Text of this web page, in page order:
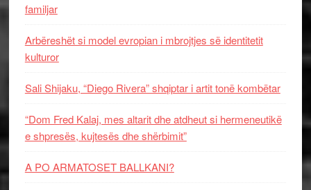
familjar
Arbëreshët si model evropian i mbrojtjes së identitetit
kulturor
Sali Shijaku, “Diego Rivera” shqiptar i artit tonë kombëtar
“Dom Fred Kalaj, mes altarit dhe atdheut si hermeneutikë
e shpresës, kujtesës dhe shërbimit”
A PO ARMATOSET BALLKANI?